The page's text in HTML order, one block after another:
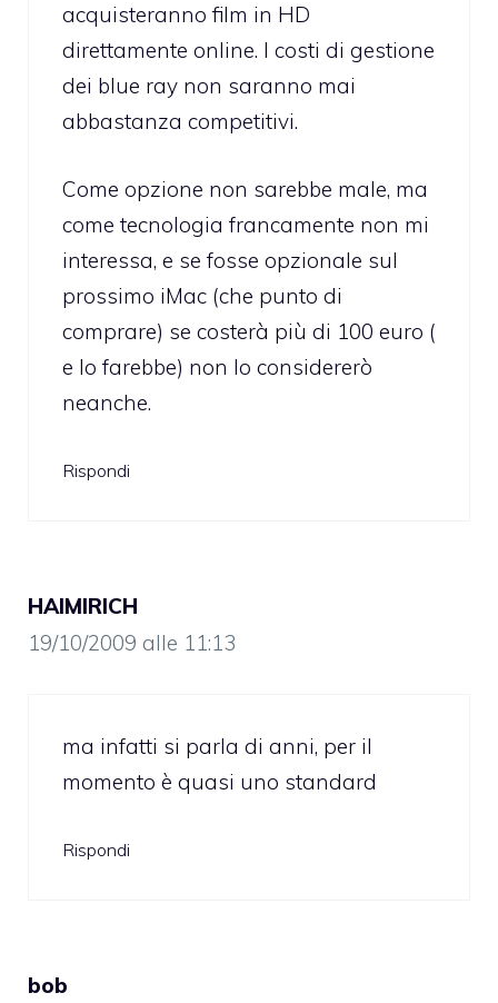
acquisteranno film in HD
direttamente online. I costi di gestione
dei blue ray non saranno mai
abbastanza competitivi.
Come opzione non sarebbe male, ma
come tecnologia francamente non mi
interessa, e se fosse opzionale sul
prossimo iMac (che punto di
comprare) se costerà più di 100 euro (
e lo farebbe) non lo considererò
neanche.
Rispondi
HAIMIRICH
19/10/2009 alle 11:13
ma infatti si parla di anni, per il
momento è quasi uno standard
Rispondi
bob